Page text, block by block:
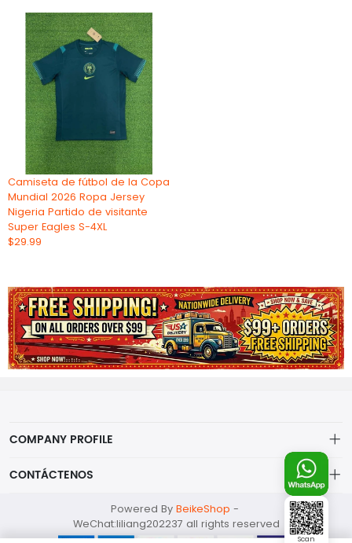
Camiseta de fútbol de la Copa
Mundial 2026 Ropa Jersey
Nigeria Partido de visitante
Super Eagles S-4XL
$29.99
Scan
COMPANY PROFILE
This website is established and operated by LILIANG.INC., a US
company specializing in the sale of various shoes, bags, and
other products. Our customer service system is available 24/7,
and you can contact our WhatsApp online customer service
before making a purchase.
CONTÁCTENOS
mankji2021@gmail.com
Whatsapp: +447599352109
Powered By BeikeShop -
WeChat:liliang202237 all rights reserved